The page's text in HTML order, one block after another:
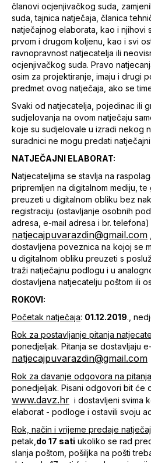
članovi ocjenjivačkog suda,
suda, tajnica natječaja, članica
natječajnog elaborata, kao i njihovi
prvom i drugom koljenu, kao i svi
ravnopravnost natjecatelja ili
ocjenjivačkog suda. Pravo
osim za projektiranje, imaju i drugi
predmet ovog natječaja, ako se
Svaki od natjecatelja, pojedinac ili
sudjelovanja na ovom natječaju
koje su sudjelovale u izradi nekog
suradnici ne mogu predati
NATJEČAJNI ELABORAT:
Natjecateljima se stavlja na
pripremljen na digitalnom mediju, te
preuzeti u digitalnom obliku bez
registraciju (ostavljanje osobnih
adresa, e-mail adresa i br. telefona)
natjecajpuvarazdin@gmail.com
dostavljena poveznica na kojoj se
u digitalnom obliku preuzeti s
traži natječajnu podlogu i u
dostavljena natjecatelju poštom ili
ROKOVI:
Početak natječaja: 01.12.2019.,
Rok za postavljanje pitanja
ponedjeljak. Pitanja se dostavljaju
natjecajpuvarazdin@gmail.com
Rok za davanje odgovora na pitanja
ponedjeljak. Pisani odgovori bit će
www.davz.hr i dostavljeni svima
elaborat - podloge i ostavili svoju
Rok, način i vrijeme predaje
petak, do 17 sati ukoliko se rad
slanja poštom, pošiljka na pošti